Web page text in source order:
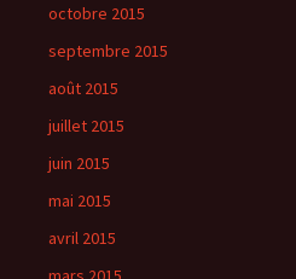
octobre 2015
septembre 2015
août 2015
juillet 2015
juin 2015
mai 2015
avril 2015